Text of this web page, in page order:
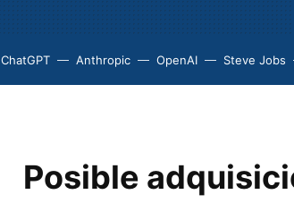
ChatGPT Anthropic OpenAI Steve Jobs
Posible